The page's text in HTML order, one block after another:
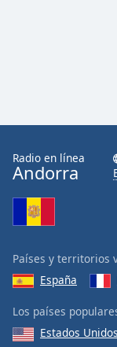
Radio en línea
Andorra
Países y territorios
España
Los países
Estados Unidos